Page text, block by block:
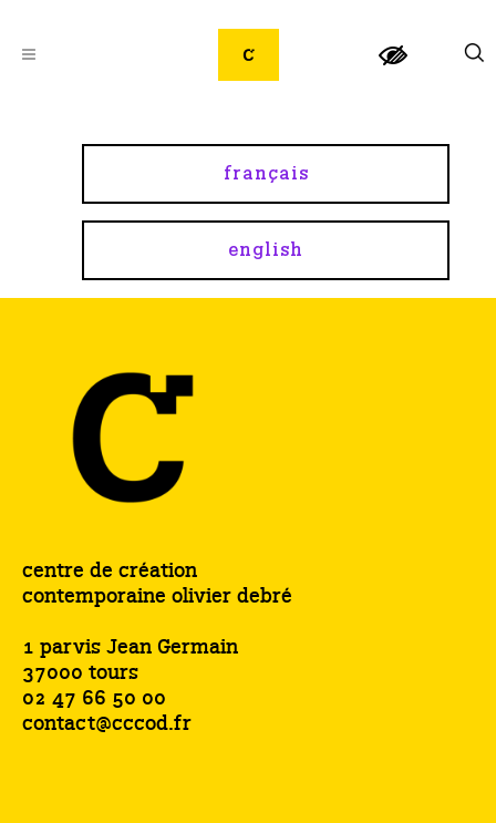
français
english
centre de création
contemporaine olivier debré
1 parvis Jean Germain
37000 tours
02 47 66 50 00
contact@cccod.fr